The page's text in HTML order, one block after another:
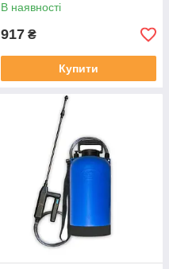
В наявності
917 ₴
Купити